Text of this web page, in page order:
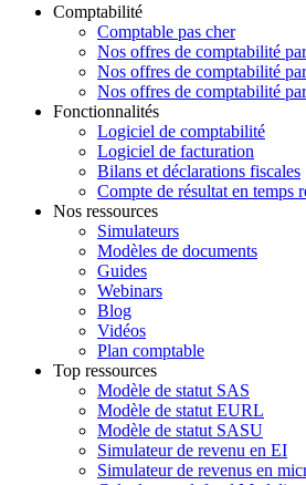
Comptabilité
Comptable pas cher
Nos offres de comptabilité
Nos offres de comptabilité
Nos offres de comptabilité
Fonctionnalités
Logiciel de comptabilité
Logiciel de facturation
Bilans et déclarations fiscales
Compte de résultat en temps
Nos ressources
Simulateurs
Modèles de documents
Guides
Webinars
Blog
Vidéos
Plan comptable
Top ressources
Modèle de statut SAS
Modèle de statut EURL
Modèle de statut SASU
Simulateur de revenu en EI
Simulateur de revenus en